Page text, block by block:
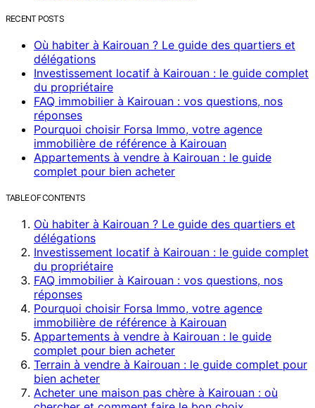
RECENT POSTS
Où habiter à Kairouan ? Le guide des quartiers et
délégations
Investissement locatif à Kairouan : le guide complet
du propriétaire
FAQ immobilier à Kairouan : vos questions, nos
réponses
Pourquoi choisir Forsa Immo, votre agence
immobilière de référence à Kairouan
Appartements à vendre à Kairouan : le guide
complet pour bien acheter
TABLE OF CONTENTS
Où habiter à Kairouan ? Le guide des quartiers et
délégations
Investissement locatif à Kairouan : le guide complet
du propriétaire
FAQ immobilier à Kairouan : vos questions, nos
réponses
Pourquoi choisir Forsa Immo, votre agence
immobilière de référence à Kairouan
Appartements à vendre à Kairouan : le guide
complet pour bien acheter
Terrain à vendre à Kairouan : le guide complet pour
bien acheter
Acheter une maison pas chère à Kairouan : où